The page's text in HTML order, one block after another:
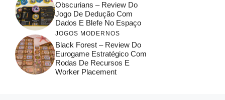
Obscurians – Review Do
Jogo De Dedução Com
Dados E Blefe No Espaço
JOGOS MODERNOS
Black Forest – Review Do
Eurogame Estratégico Com
Rodas De Recursos E
Worker Placement